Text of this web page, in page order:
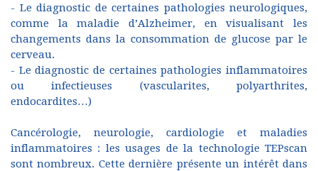
- Le diagnostic de certaines pathologies neurologiques,
comme la maladie d’Alzheimer, en visualisant les
changements dans la consommation de glucose par le
cerveau.
- Le diagnostic de certaines pathologies inflammatoires
ou infectieuses (vascularites, polyarthrites,
endocardites…)
Cancérologie, neurologie, cardiologie et maladies
inflammatoires : les usages de la technologie TEPscan
sont nombreux. Cette dernière présente un intérêt dans